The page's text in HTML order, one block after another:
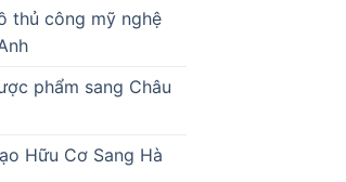
thủ công mỹ nghệ
phẩm sang Châu
Hữu Cơ Sang Hà